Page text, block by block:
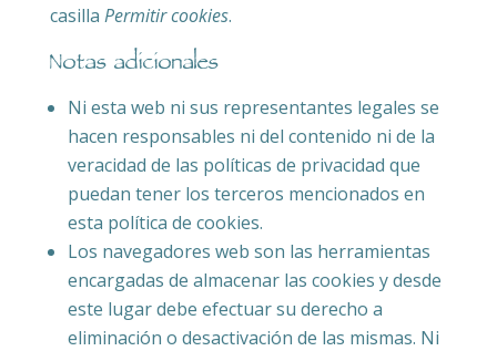
casilla Permitir cookies.
Notas adicionales
Ni esta web ni sus representantes legales se
hacen responsables ni del contenido ni de la
veracidad de las políticas de privacidad que
puedan tener los terceros mencionados en
esta política de cookies.
Los navegadores web son las herramientas
encargadas de almacenar las cookies y desde
este lugar debe efectuar su derecho a
eliminación o desactivación de las mismas. Ni